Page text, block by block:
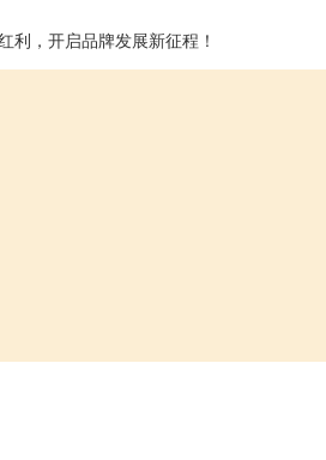
利，开启品牌发展新征程！